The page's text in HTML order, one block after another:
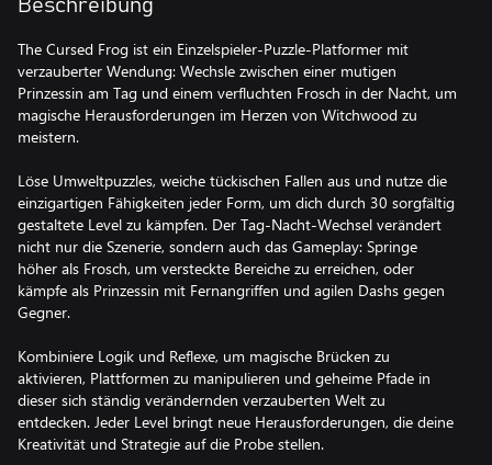
Beschreibung
The Cursed Frog ist ein Einzelspieler-Puzzle-Platformer mit
verzauberter Wendung: Wechsle zwischen einer mutigen
Prinzessin am Tag und einem verfluchten Frosch in der Nacht, um
magische Herausforderungen im Herzen von Witchwood zu
meistern.
Löse Umweltpuzzles, weiche tückischen Fallen aus und nutze die
einzigartigen Fähigkeiten jeder Form, um dich durch 30 sorgfältig
gestaltete Level zu kämpfen. Der Tag-Nacht-Wechsel verändert
nicht nur die Szenerie, sondern auch das Gameplay: Springe
höher als Frosch, um versteckte Bereiche zu erreichen, oder
kämpfe als Prinzessin mit Fernangriffen und agilen Dashs gegen
Gegner.
Kombiniere Logik und Reflexe, um magische Brücken zu
aktivieren, Plattformen zu manipulieren und geheime Pfade in
dieser sich ständig verändernden verzauberten Welt zu
entdecken. Jeder Level bringt neue Herausforderungen, die deine
Kreativität und Strategie auf die Probe stellen.